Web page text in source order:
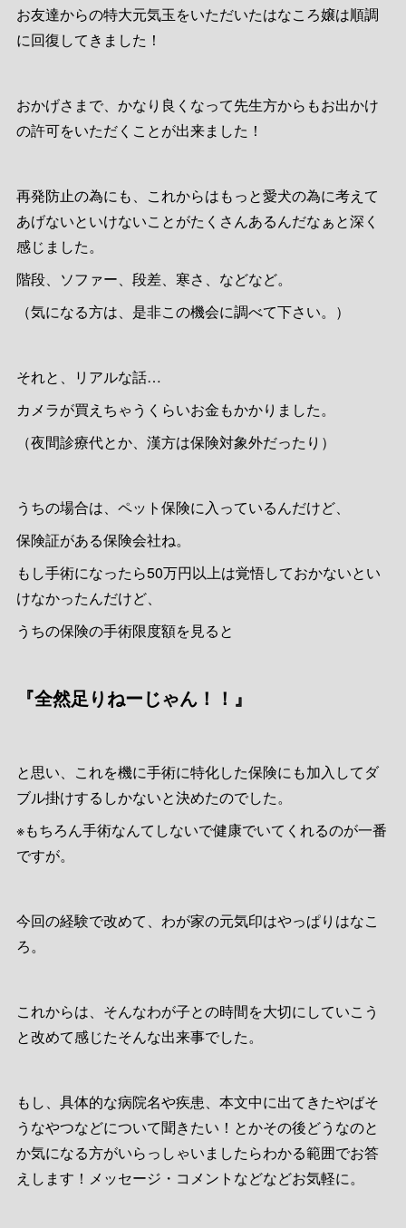
お友達からの特大元気玉をいただいたはなころ嬢は順調
に回復してきました！
おかげさまで、かなり良くなって先生方からもお出かけ
の許可をいただくことが出来ました！
再発防止の為にも、これからはもっと愛犬の為に考えて
あげないといけないことがたくさんあるんだなぁと深く
感じました。
階段、ソファー、段差、寒さ、などなど。
（気になる方は、是非この機会に調べて下さい。）
それと、リアルな話…
カメラが買えちゃうくらいお金もかかりました。
（夜間診療代とか、漢方は保険対象外だったり）
うちの場合は、ペット保険に入っているんだけど、
保険証がある保険会社ね。
もし手術になったら50万円以上は覚悟しておかないとい
けなかったんだけど、
うちの保険の手術限度額を見ると
『全然足りねーじゃん！！』
と思い、これを機に手術に特化した保険にも加入してダ
ブル掛けするしかないと決めたのでした。
※もちろん手術なんてしないで健康でいてくれるのが一番
ですが。
今回の経験で改めて、わが家の元気印はやっぱりはなこ
ろ。
これからは、そんなわが子との時間を大切にしていこう
と改めて感じたそんな出来事でした。
もし、具体的な病院名や疾患、本文中に出てきたやばそ
うなやつなどについて聞きたい！とかその後どうなのと
か気になる方がいらっしゃいましたらわかる範囲でお答
えします！メッセージ・コメントなどなどお気軽に。